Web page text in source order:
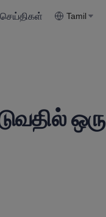
Tamil
ஒரு